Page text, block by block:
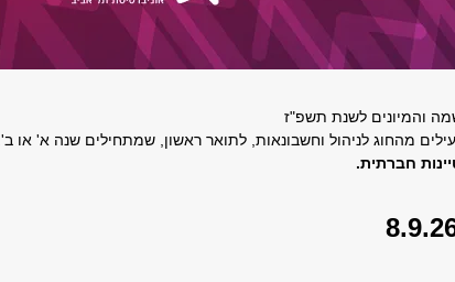
והמיונים לשנת תשפ"ז
מהחוג לניהול וחשבונאות, לתואר ראשון, שמתחילים שנה א' או ב'.
חברתית.